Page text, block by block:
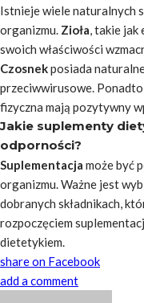
Istnieje wiele naturalnych
organizmu. Zioła, takie jak
swoich właściwości
Czosnekposiada
przeciwwirusowe.
fizyczna mają pozytywny
Jakie suplementy
odporności?
Suplementacja może być
organizmu. Ważne jest
dobranych składnikach,
rozpoczęciem
dietetykiem.
share on Facebook
add a comment